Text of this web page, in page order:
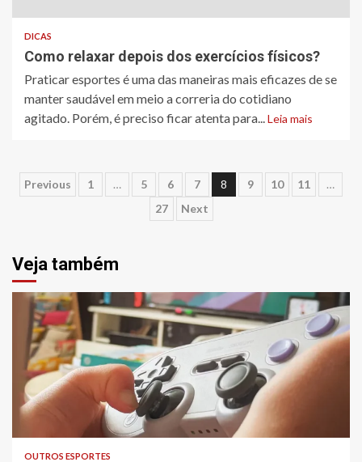
DICAS
Como relaxar depois dos exercícios físicos?
Praticar esportes é uma das maneiras mais eficazes de se
manter saudável em meio a correria do cotidiano
agitado. Porém, é preciso ficar atenta para...Leia mais
Paginação
posts
Previous 1 … 5 6 7 8 9 10 11
…
27
Next
Veja também
OUTROS ESPORTES